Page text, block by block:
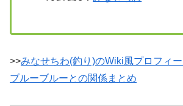
>>みなせちわ(釣り)のWiki風プロフィ
ブルーブルーとの関係まとめ